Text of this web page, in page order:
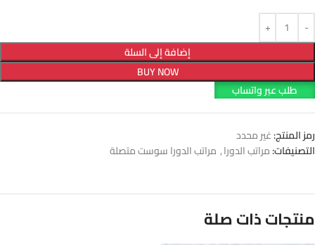
إضافة إلى السلة
BUY NOW
طلب عبر واتساب
رمز المنتج:غير محدد
التصنيفات:مراتب الدورا, مراتب الدورا سوست متصلة
منتجات ذات صلة